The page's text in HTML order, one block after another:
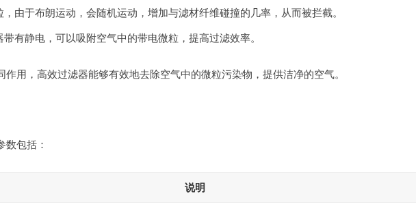
，由于布朗运动，会随机运动，增加与滤材纤维碰撞的几率，从而被拦截。
有静电，可以吸附空气中的带电微粒，提高过滤效率。
用，高效过滤器能够有效地去除空气中的微粒污染物，提供洁净的空气。
数包括：
说明